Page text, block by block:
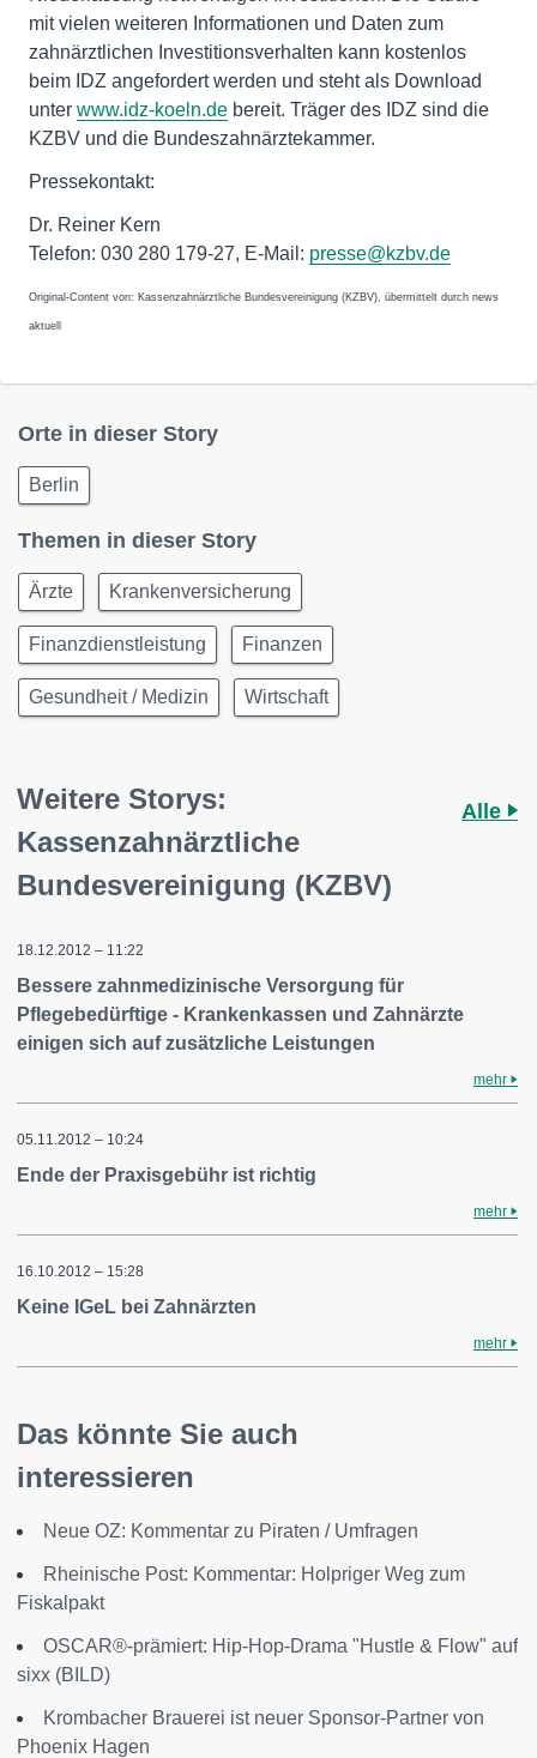
mit vielen weiteren Informationen und Daten zum
zahnärztlichen Investitionsverhalten kann kostenlos
beim IDZ angefordert werden und steht als Download
unter www.idz-koeln.de bereit. Träger des IDZ sind die
KZBV und die Bundeszahnärztekammer.
Pressekontakt:
Dr. Reiner Kern
Telefon: 030 280 179-27, E-Mail: presse@kzbv.de
Original-Content von: Kassenzahnärztliche Bundesvereinigung (KZBV), übermittelt durch news
aktuell
Orte in dieser Story
Berlin
Themen in dieser Story
Ärzte Krankenversicherung
Finanzdienstleistung Finanzen
Gesundheit / Medizin Wirtschaft
Weitere Storys:
Kassenzahnärztliche
Bundesvereinigung (KZBV)
Alle
18.12.2012 – 11:22
Bessere zahnmedizinische Versorgung für
Pflegebedürftige - Krankenkassen und Zahnärzte
einigen sich auf zusätzliche Leistungen
mehr
05.11.2012 – 10:24
Ende der Praxisgebühr ist richtig
mehr
16.10.2012 – 15:28
Keine IGeL bei Zahnärzten
mehr
Das könnte Sie auch
interessieren
Neue OZ: Kommentar zu Piraten / Umfragen
Rheinische Post: Kommentar: Holpriger Weg zum
Fiskalpakt
OSCAR®-prämiert: Hip-Hop-Drama "Hustle & Flow" auf
sixx (BILD)
Krombacher Brauerei ist neuer Sponsor-Partner von
Phoenix Hagen